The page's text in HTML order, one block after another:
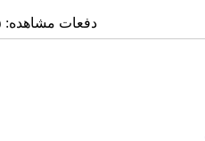
دفعات مشاهده: ۳۴۵۵ بار |